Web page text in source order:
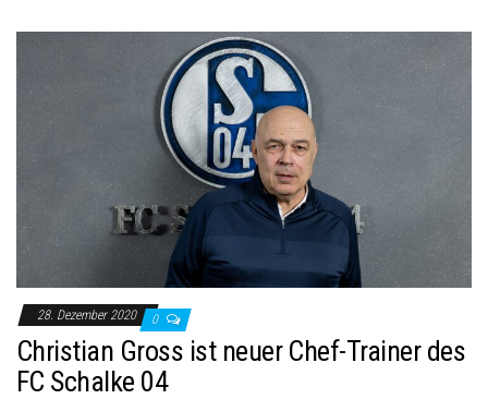
28. Dezember 2020 0
Christian Gross ist neuer Chef-Trainer des
FC Schalke 04